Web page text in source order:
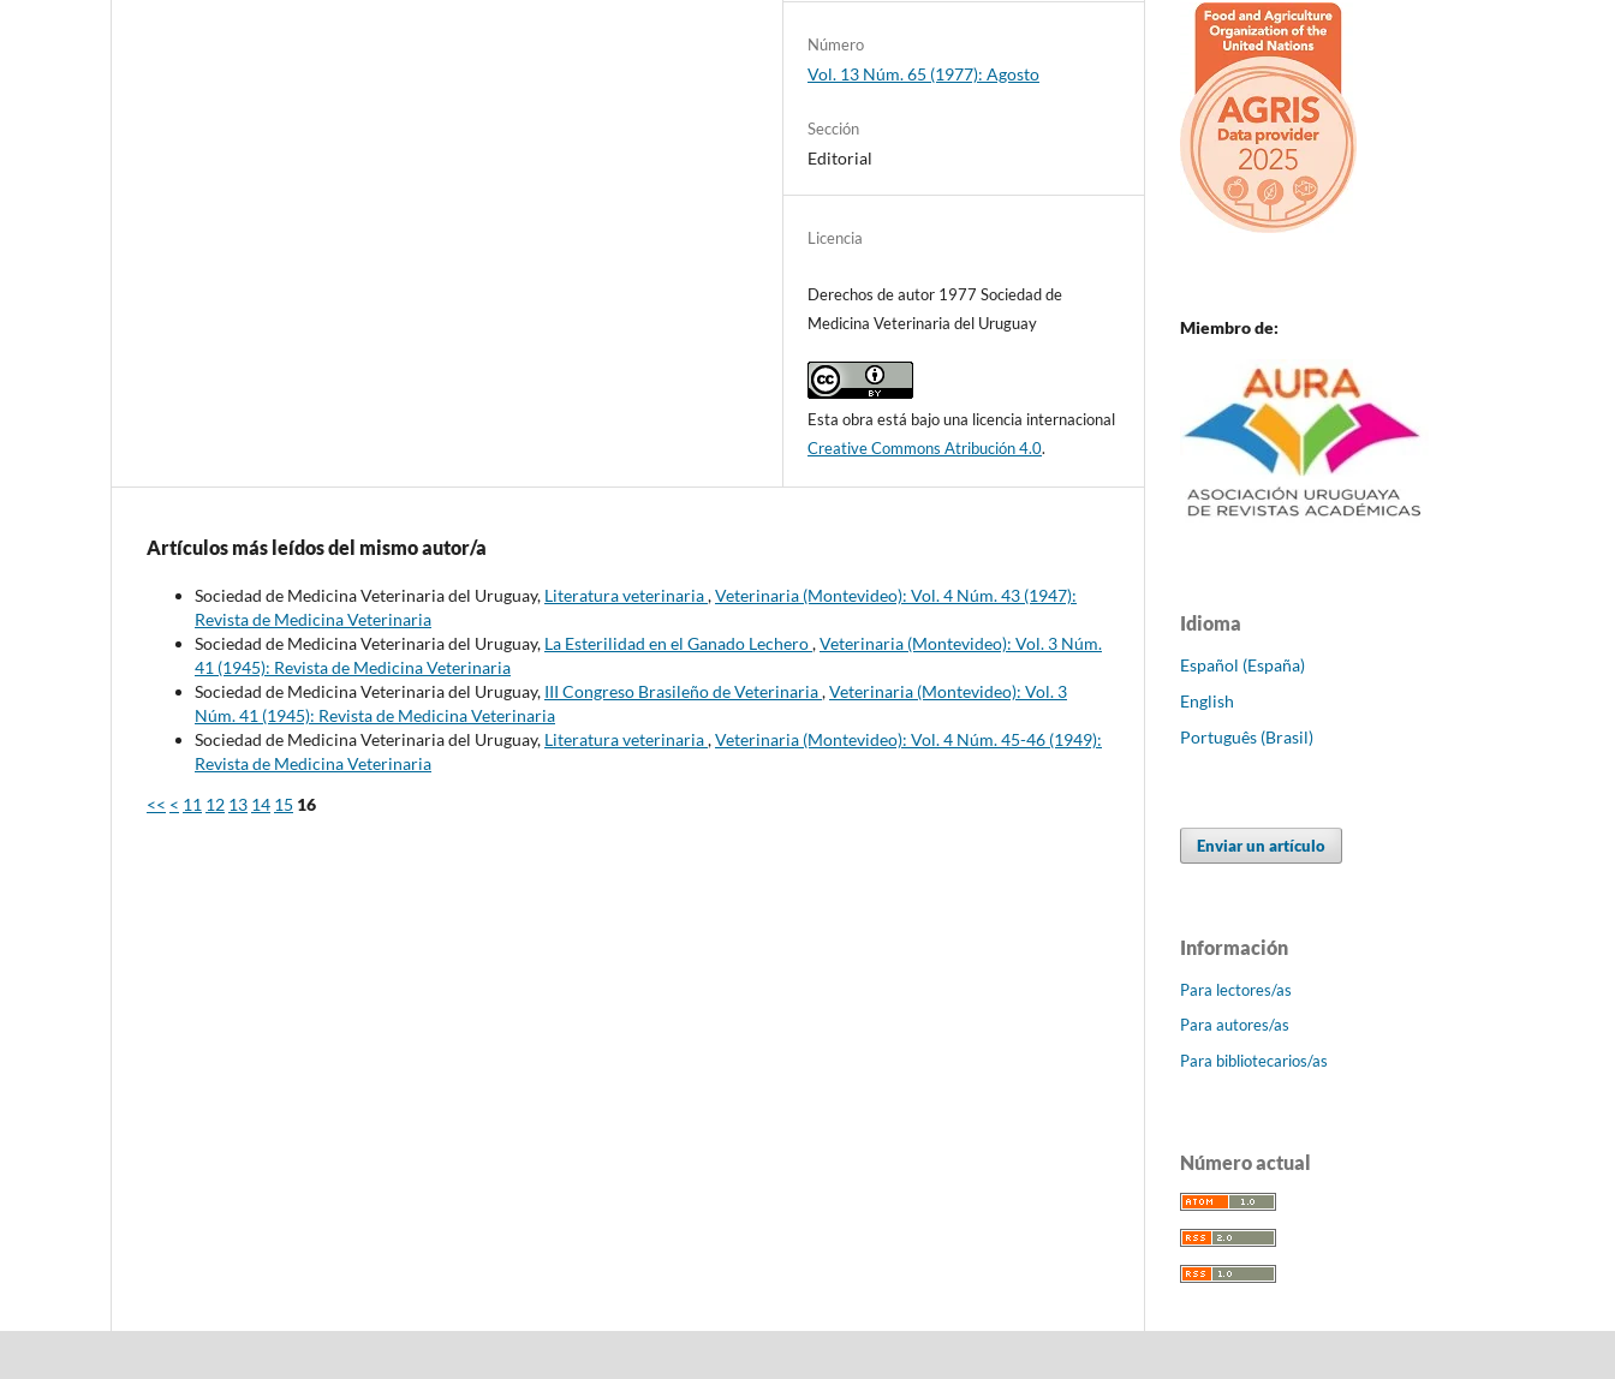
Número
Vol. 13 Núm. 65 (1977): Agosto
Sección
Editorial
Licencia
Derechos de autor 1977 Sociedad de
Medicina Veterinaria del Uruguay
Esta obra está bajo una licencia internacional
Creative Commons Atribución 4.0.
Artículos más leídos del mismo autor/a
Sociedad de Medicina Veterinaria del Uruguay, Literatura veterinaria,Veterinaria (Montevideo): Vol. 4 Núm. 43 (1947):
Revista de Medicina Veterinaria
Sociedad de Medicina Veterinaria del Uruguay, La Esterilidad en el Ganado Lechero,Veterinaria (Montevideo): Vol. 3 Núm.
41 (1945): Revista de Medicina Veterinaria
Sociedad de Medicina Veterinaria del Uruguay, III Congreso Brasileño de Veterinaria,Veterinaria (Montevideo): Vol. 3
Núm. 41 (1945): Revista de Medicina Veterinaria
Sociedad de Medicina Veterinaria del Uruguay, Literatura veterinaria,Veterinaria (Montevideo): Vol. 4 Núm. 45-46 (1949):
Revista de Medicina Veterinaria
<< < 11 12 13 14 15 16
Miembro de:
Idioma
Español (España)
English
Português (Brasil)
Enviar un artículo
Información
Para lectores/as
Para autores/as
Para bibliotecarios/as
Número actual